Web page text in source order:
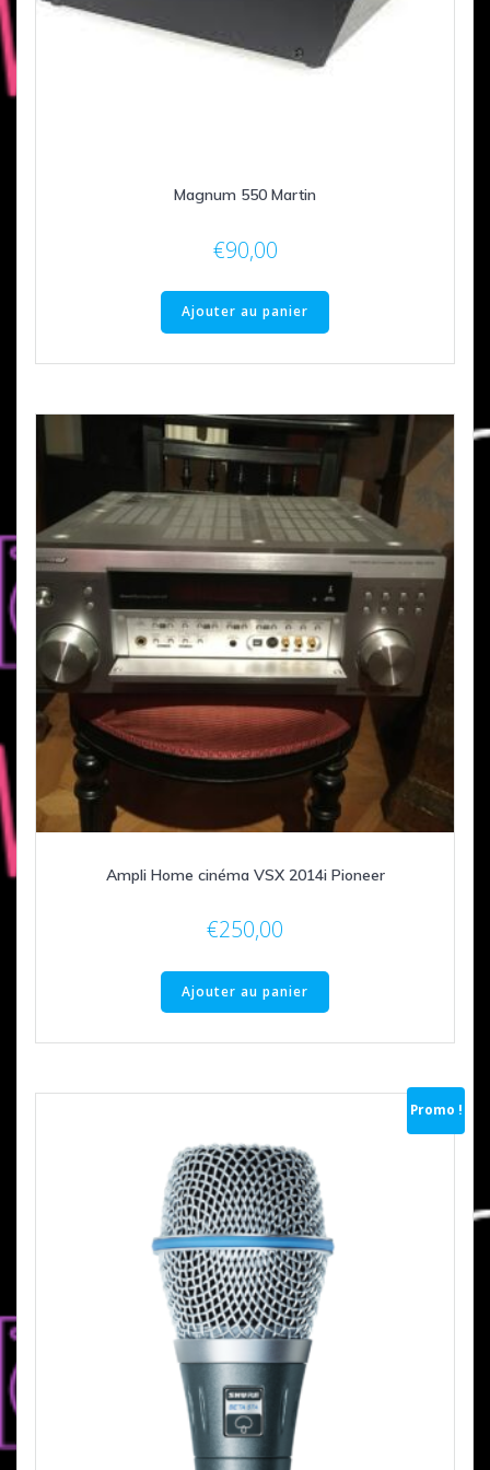
Magnum 550 Martin
€90,00
Ajouter au panier
Ampli Home cinéma VSX 2014i Pioneer
€250,00
Ajouter au panier
Promo !